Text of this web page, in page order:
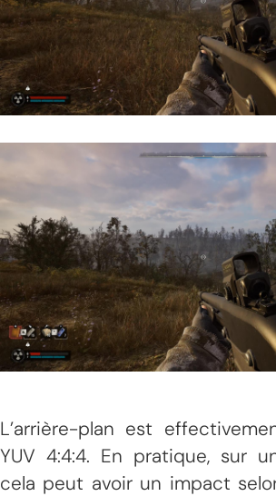
L’arrière-plan est
YUV 4:4:4. En pratique, sur
cela peut avoir un impact